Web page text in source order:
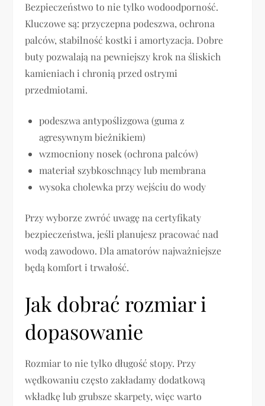
Bezpieczeństwo to nie tylko wodoodporność.
Kluczowe są: przyczepna podeszwa, ochrona
palców, stabilność kostki i amortyzacja. Dobre
buty pozwalają na pewniejszy krok na śliskich
kamieniach i chronią przed ostrymi
przedmiotami.
podeszwa antypoślizgowa (guma z
agresywnym bieżnikiem)
wzmocniony nosek (ochrona palców)
materiał szybkoschnący lub membrana
wysoka cholewka przy wejściu do wody
Przy wyborze zwróć uwagę na certyfikaty
bezpieczeństwa, jeśli planujesz pracować nad
wodą zawodowo. Dla amatorów najważniejsze
będą komfort i trwałość.
Jak dobrać rozmiar i
dopasowanie
Rozmiar to nie tylko długość stopy. Przy
wędkowaniu często zakładamy dodatkową
wkładkę lub grubsze skarpety, więc warto